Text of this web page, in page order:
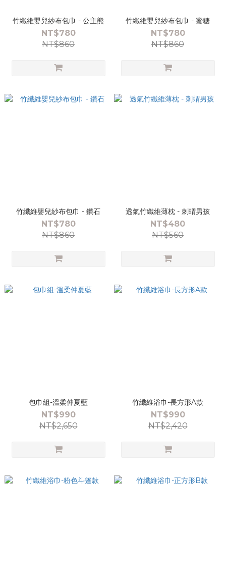
竹纖維嬰兒紗布包巾 - 公主熊
NT$780
NT$860
竹纖維嬰兒紗布包巾 - 蜜糖
NT$780
NT$860
竹纖維嬰兒紗布包巾 - 鑽石
NT$780
NT$860
透氣竹纖維薄枕 - 刺蝟男孩
NT$480
NT$560
包巾組-溫柔仲夏藍
NT$990
NT$2,650
竹纖維浴巾-長方形A款
NT$990
NT$2,420